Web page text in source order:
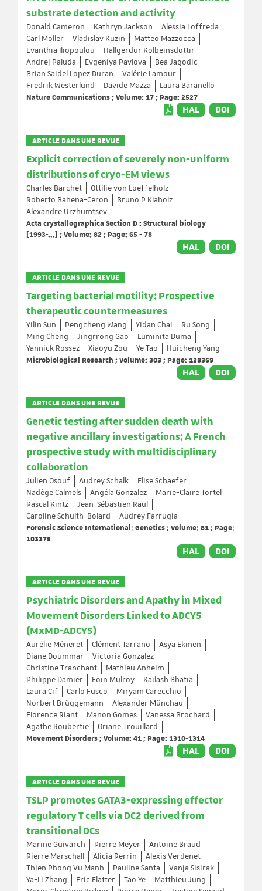
substrate detection and activity
Donald Cameron Kathryn Jackson
Alessia Loffreda
Carl Möller
Vladislav Kuzin
Matteo Mazzocca
Evanthia Iliopoulou
Hallgerdur Kolbeinsdottir
Andrej Paluda
Evgeniya Pavlova
Bea Jagodic
Brian Saidel Lopez Duran
Valérie Lamour
Fredrik Westerlund
Davide Mazza
Laura Baranello
Nature Communications ; Volume: 17 ; Page: 2527
HAL DOI
ARTICLE DANS UNE REVUE
Explicit correction of severely non-uniform
distributions of cryo-EM views
Charles Barchet
Ottilie von Loeffelholz
Roberto Bahena-Ceron
Bruno P Klaholz
Alexandre Urzhumtsev
Acta crystallographica Section D : Structural biology
[1993-...] ; Volume: 82 ; Page: 65 - 78
HAL DOI
ARTICLE DANS UNE REVUE
Targeting bacterial motility: Prospective
therapeutic countermeasures
Yilin Sun Pengcheng Wang Yidan Chai
Ru Song
Ming Cheng
Jingrrong Gao
Luminita Duma
Yannick Rossez
Xiaoyu Zou Ye Tao
Huicheng Yang
Microbiological Research ; Volume: 303 ; Page: 128369
HAL DOI
ARTICLE DANS UNE REVUE
Genetic testing after sudden death with
negative ancillary investigations: A French
prospective study with multidisciplinary
collaboration
Julien Osouf Audrey Schalk
Elise Schaefer
Nadège Calmels
Angéla Gonzalez
Marie-Claire Tortel
Pascal Kintz
Jean-Sébastien Raul
Caroline Schulth-Bolard
Audrey Farrugia
Forensic Science International: Genetics ; Volume: 81 ; Page:
103375
HAL DOI
ARTICLE DANS UNE REVUE
Psychiatric Disorders and Apathy in Mixed
Movement Disorders Linked to ADCY5
(MxMD-ADCY5)
Aurélie Méneret Clément Tarrano
Asya Ekmen
Diane Doummar
Victoria Gonzalez
Christine Tranchant
Mathieu Anheim
Philippe Damier
Eoin Mulroy
Kailash Bhatia
Laura Cif
Carlo Fusco
Miryam Carecchio
Norbert Brüggemann
Alexander Münchau
Florence Riant
Manon Gomes
Vanessa Brochard
Agathe Roubertie
Oriane Trouillard
...
Movement Disorders ; Volume: 41 ; Page: 1310-1314
HAL DOI
ARTICLE DANS UNE REVUE
TSLP promotes GATA3-expressing effector
regulatory T cells via DC2 derived from
transitional DCs
Marine Guivarch Pierre Meyer
Antoine Braud
Pierre Marschall
Alicia Perrin
Alexis Verdenet
Thien Phong Vu Manh
Pauline Santa
Vanja Sisirak
Ya-Li Zhang
Eric Flatter Tao Ye
Matthieu Jung